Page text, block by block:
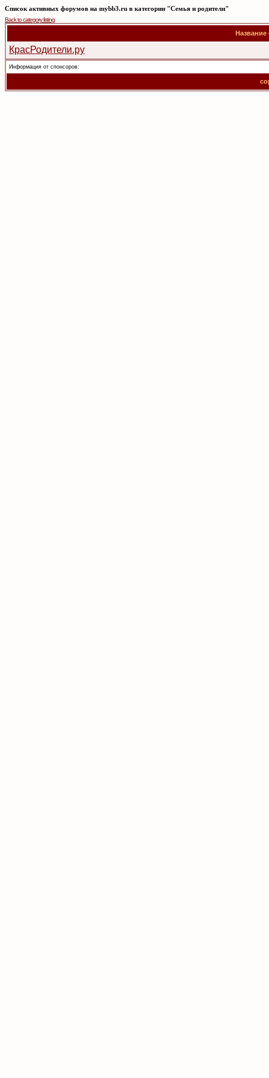
Список активных форумов на mybb3.ru в категории "Семья и родители"
Back to category listing
КрасРодители.ру
Информация от спонсоров: